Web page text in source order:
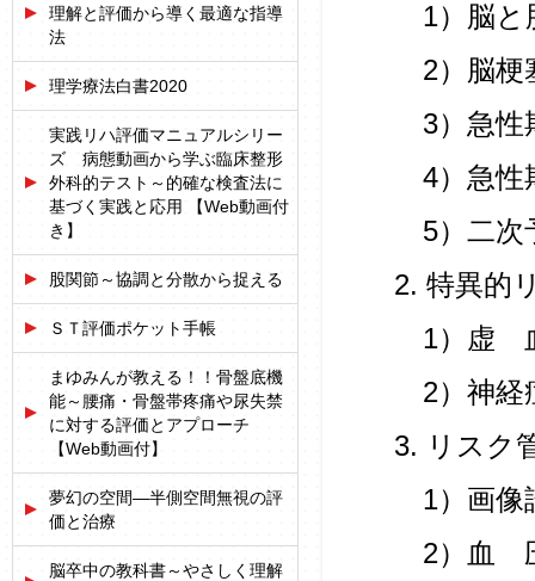
1）脳と
2）脳梗
3）急性
4）急性
5）二次
2. 特異的
1）虚
2）神経
3. リスク
1）画像
2）血
理解と評価から導く最適な指導
法
理学療法白書2020
実践リハ評価マニュアルシリー
ズ 病態動画から学ぶ臨床整形
外科的テスト～的確な検査法に
基づく実践と応用 【Web動画付
き】
股関節～協調と分散から捉える
ＳＴ評価ポケット手帳
まゆみんが教える！！骨盤底機
能～腰痛・骨盤帯疼痛や尿失禁
に対する評価とアプローチ
【Web動画付】
夢幻の空間―半側空間無視の評
価と治療
脳卒中の教科書～やさしく理解